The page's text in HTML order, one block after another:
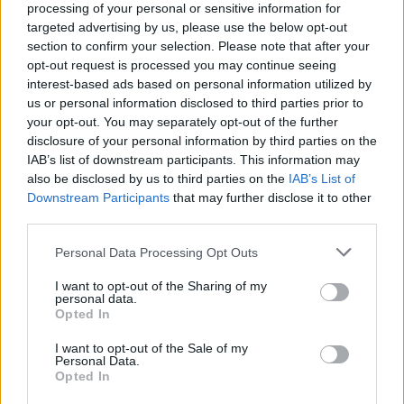
processing of your personal or sensitive information for
targeted advertising by us, please use the below opt-out
section to confirm your selection. Please note that after your
opt-out request is processed you may continue seeing
interest-based ads based on personal information utilized by
us or personal information disclosed to third parties prior to
your opt-out. You may separately opt-out of the further
disclosure of your personal information by third parties on the
IAB’s list of downstream participants. This information may
also be disclosed by us to third parties on the IAB’s List of
Downstream Participants that may further disclose it to other
Please note that this website/app uses one or more Google
not limited to your visit or usage behaviour. You may click to
grant or deny consent to Google and its third-party tags to
use your data for below specified purposes in below Google
consent section.
Personal Data Processing Opt Outs
I want to opt-out of the Sharing of my
personal data.
Opted In
I want to opt-out of the Sale of my
Personal Data.
Opted In
Σκληρή επίθεση στην κυβέρνηση
Μητσοτάκη
Θα μου πείτε, θα τα κάνει αυτά η κυβέρνηση
Μητσοτάκη και Γεραπετρίτη; Του υπουργού των
Εξωτερικών που είπε δημόσια “ας με πουν και
μειοδότη ”και μετά μας δήλωσε και “φιλέλληνας”;
Ή μήπως του υφυπουργού των Εξωτερικών ο
μίλια γιατί …θα πέσουμε, λέει, στην Τουρκική
στεριά;
Καμία σοβαρότητα, ότι να ‘ναι…
Μπορεί να